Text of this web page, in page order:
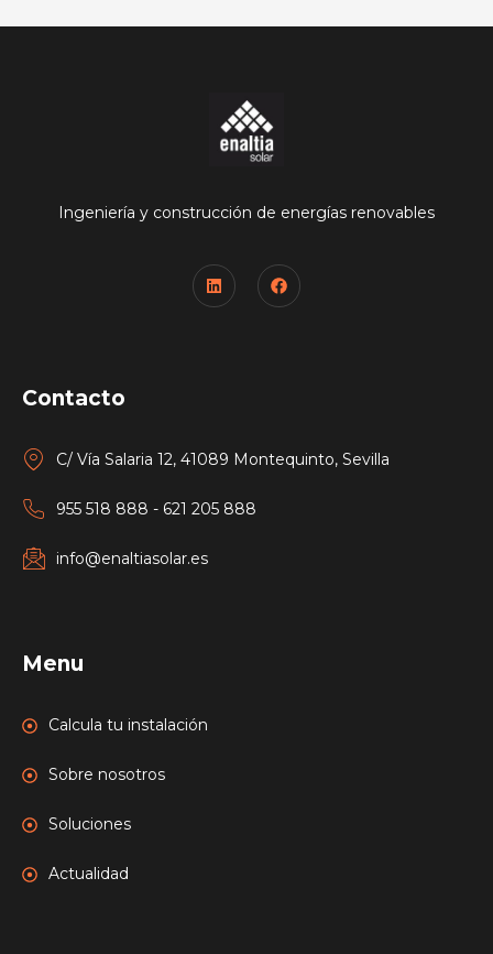
Ingeniería y construcción de energías renovables
Contacto
C/ Vía Salaria 12, 41089 Montequinto, Sevilla
955 518 888 - 621 205 888
info@enaltiasolar.es
Menu
Calcula tu instalación
Sobre nosotros
Soluciones
Actualidad